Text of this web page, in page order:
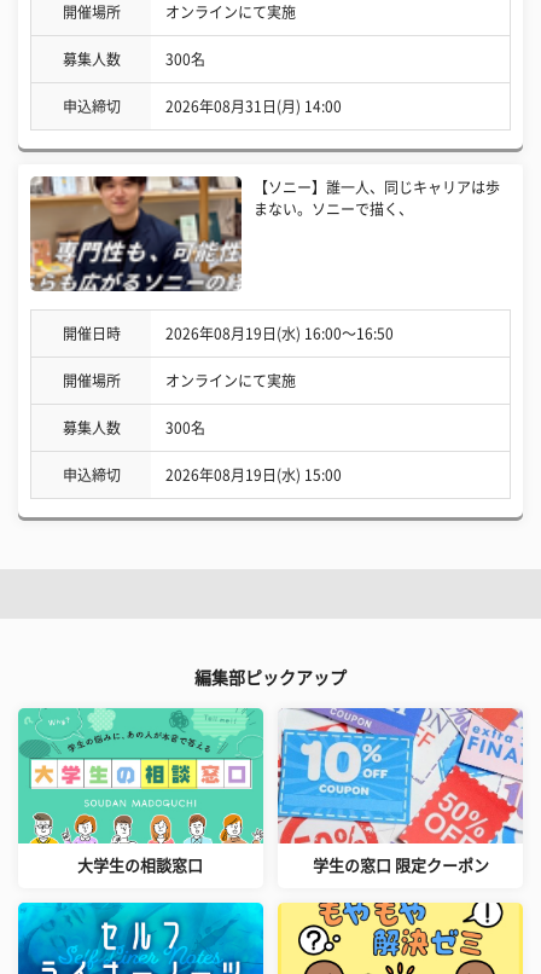
開催場所 オンラインにて実施
募集人数 300名
申込締切 2026年08月31日(月) 14:00
【ソニー】誰一人、同じキャリアは歩
まない。ソニーで描く、
開催日時 2026年08月19日(水) 16:00〜16:50
開催場所 オンラインにて実施
募集人数 300名
申込締切 2026年08月19日(水) 15:00
編集部ピックアップ
大学生の相談窓口 学生の窓口 限定クーポン